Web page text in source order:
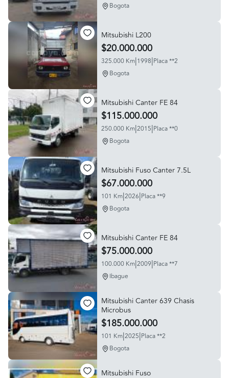
Bogota
Mitsubishi L200
$20.000.000
325.000 Km|1998|Placa **2
Bogota
Mitsubishi Canter FE 84
$115.000.000
250.000 Km|2015|Placa **0
Bogota
Mitsubishi Fuso Canter 7.5L
$67.000.000
101 Km|2026|Placa **9
Bogota
Mitsubishi Canter FE 84
$75.000.000
100.000 Km|2009|Placa **7
Ibague
Mitsubishi Canter 639 Chasis
Microbus
$185.000.000
101 Km|2025|Placa **2
Bogota
Mitsubishi Fuso